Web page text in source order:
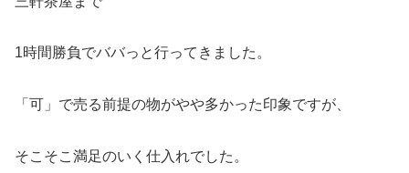
1時間勝負でババっと行ってきました。
「可」で売る前提の物がやや多かった印象ですが、
そこそこ満足のいく仕入れでした。